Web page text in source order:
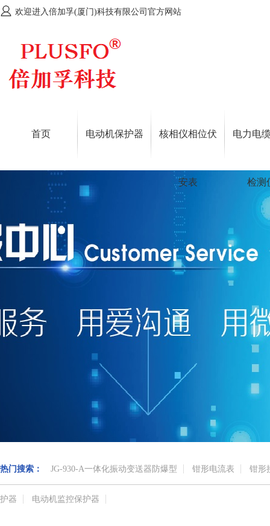
欢迎进入倍加孚(厦门)科技有限公司官方网站
首页 电动机保护器 核相仪相位伏
安表
电力电
检测
热门搜索： JG-930-A一体化振动变送器防爆型 钳形电流表 钳形
护器 电动机监控保护器